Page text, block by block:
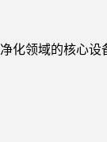
化领域的核心设